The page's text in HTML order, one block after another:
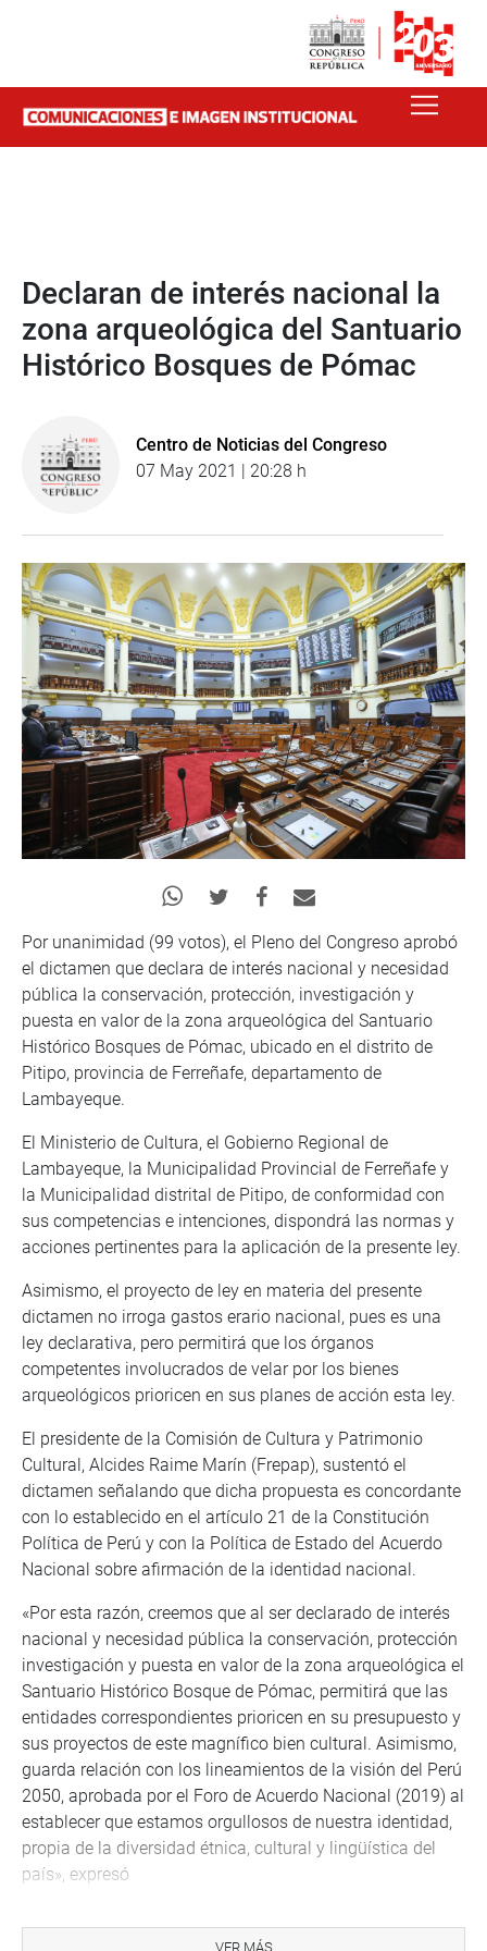
Declaran de interés nacional la
zona arqueológica del Santuario
Histórico Bosques de Pómac
Centro de Noticias del Congreso
07 May 2021 | 20:28 h
Por unanimidad (99 votos), el Pleno del Congreso aprobó
el dictamen que declara de interés nacional y necesidad
pública la conservación, protección, investigación y
puesta en valor de la zona arqueológica del Santuario
Histórico Bosques de Pómac, ubicado en el distrito de
Pitipo, provincia de Ferreñafe, departamento de
Lambayeque.
El Ministerio de Cultura, el Gobierno Regional de
Lambayeque, la Municipalidad Provincial de Ferreñafe y
la Municipalidad distrital de Pitipo, de conformidad con
sus competencias e intenciones, dispondrá las normas y
acciones pertinentes para la aplicación de la presente ley.
Asimismo, el proyecto de ley en materia del presente
dictamen no irroga gastos erario nacional, pues es una
ley declarativa, pero permitirá que los órganos
competentes involucrados de velar por los bienes
arqueológicos prioricen en sus planes de acción esta ley.
El presidente de la Comisión de Cultura y Patrimonio
Cultural, Alcides Raime Marín (Frepap), sustentó el
dictamen señalando que dicha propuesta es concordante
con lo establecido en el artículo 21 de la Constitución
Política de Perú y con la Política de Estado del Acuerdo
Nacional sobre afirmación de la identidad nacional.
«Por esta razón, creemos que al ser declarado de interés
nacional y necesidad pública la conservación, protección
investigación y puesta en valor de la zona arqueológica el
Santuario Histórico Bosque de Pómac, permitirá que las
entidades correspondientes prioricen en su presupuesto y
sus proyectos de este magnífico bien cultural. Asimismo,
guarda relación con los lineamientos de la visión del Perú
2050, aprobada por el Foro de Acuerdo Nacional (2019) al
establecer que estamos orgullosos de nuestra identidad,
propia de la diversidad étnica, cultural y lingüística del
país», expresó
VER MÁS